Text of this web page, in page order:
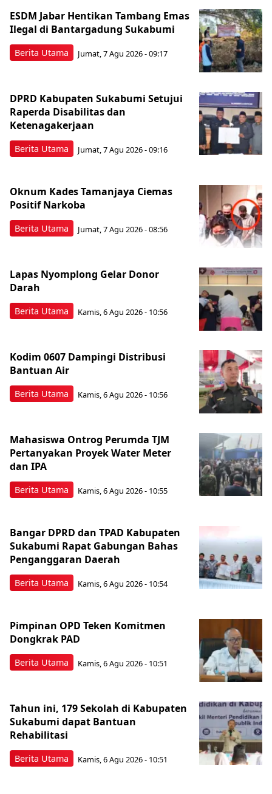
Berita Utama
ESDM Jabar Hentikan Tambang Emas
Ilegal di Bantargadung Sukabumi
Jumat, 7 Agu 2026 - 09:17
Berita Utama
DPRD Kabupaten Sukabumi Setujui
Raperda Disabilitas dan
Ketenagakerjaan
Jumat, 7 Agu 2026 - 09:16
Berita Utama
Oknum Kades Tamanjaya Ciemas
Positif Narkoba
Jumat, 7 Agu 2026 - 08:56
Berita Utama
Lapas Nyomplong Gelar Donor
Darah
Kamis, 6 Agu 2026 - 10:56
Berita Utama
Kodim 0607 Dampingi Distribusi
Bantuan Air
Kamis, 6 Agu 2026 - 10:56
Berita Utama
Mahasiswa Ontrog Perumda TJM
Pertanyakan Proyek Water Meter
dan IPA
Kamis, 6 Agu 2026 - 10:55
Berita Utama
Bangar DPRD dan TPAD Kabupaten
Sukabumi Rapat Gabungan Bahas
Penganggaran Daerah
Kamis, 6 Agu 2026 - 10:54
Berita Utama
Pimpinan OPD Teken Komitmen
Dongkrak PAD
Kamis, 6 Agu 2026 - 10:51
Berita Utama
Tahun ini, 179 Sekolah di Kabupaten
Sukabumi dapat Bantuan
Rehabilitasi
Kamis, 6 Agu 2026 - 10:51